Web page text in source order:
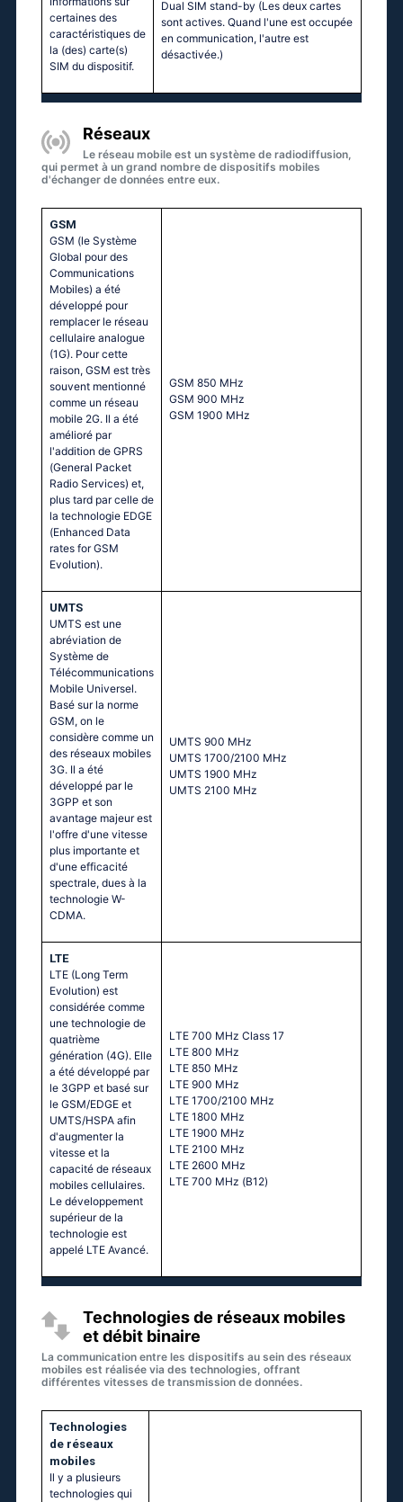
certaines des
caractéristiques de
la (des) carte(s)
SIM du dispositif.
Dual SIM stand-by (Les deux cartes
sont actives. Quand l'une est occupée
en communication, l'autre est
désactivée.)
Réseaux
Le réseau mobile est un système de radiodiffusion,
qui permet à un grand nombre de dispositifs mobiles
d'échanger de données entre eux.
GSM
GSM (le Système
Global pour des
Communications
Mobiles) a été
développé pour
remplacer le réseau
cellulaire analogue
(1G). Pour cette
raison, GSM est très
souvent mentionné
comme un réseau
mobile 2G. Il a été
amélioré par
l'addition de GPRS
(General Packet
Radio Services) et,
plus tard par celle de
la technologie EDGE
(Enhanced Data
rates for GSM
Evolution).
GSМ 850 МНz
GSМ 900 МНz
GSМ 1900 МНz
UMTS
UMTS est une
abréviation de
Système de
Télécommunications
Mobile Universel.
Basé sur la norme
GSM, on le
considère comme un
des réseaux mobiles
3G. Il a été
développé par le
3GPP et son
avantage majeur est
l'offre d'une vitesse
plus importante et
d'une efficacité
spectrale, dues à la
technologie W-
CDMA.
UМТS 900 МНz
UМТS 1700/2100 МНz
UМТS 1900 МНz
UМТS 2100 МНz
LTE
LTE (Long Term
Evolution) est
considérée comme
une technologie de
quatrième
génération (4G). Elle
a été développé par
le 3GPP et basé sur
le GSM/EDGE et
UMTS/HSPA afin
d'augmenter la
vitesse et la
capacité de réseaux
mobiles cellulaires.
Le développement
supérieur de la
technologie est
appelé LTE Avancé.
LТЕ 700 МНz Сlаss 17
LТЕ 800 МНz
LТЕ 850 МНz
LТЕ 900 МНz
LТЕ 1700/2100 МНz
LТЕ 1800 МНz
LТЕ 1900 МНz
LТЕ 2100 МНz
LТЕ 2600 МНz
LТЕ 700 МНz (В12)
Technologies de réseaux mobiles
et débit binaire
La communication entre les dispositifs au sein des réseaux
mobiles est réalisée via des technologies, offrant
différentes vitesses de transmission de données.
Technologies
de réseaux
mobiles
Il y a plusieurs
technologies qui